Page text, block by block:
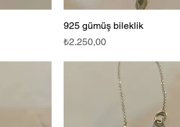
925 gümüş bileklik
Fiyat
₺2.250,00